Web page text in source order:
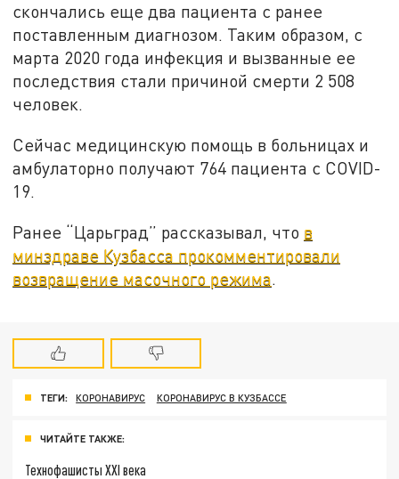
скончались еще два пациента с ранее
поставленным диагнозом. Таким образом, с
марта 2020 года инфекция и вызванные ее
последствия стали причиной смерти 2 508
человек.
Сейчас медицинскую помощь в больницах и
амбулаторно получают 764 пациента с COVID-
19.
Ранее “Царьград” рассказывал, что в
минздраве Кузбасса прокомментировали
возвращение масочного режима
ТЕГИ: КОРОНАВИРУС КОРОНАВИРУС В КУЗБАССЕ
ЧИТАЙТЕ ТАКЖЕ:
Технофашисты XXI века